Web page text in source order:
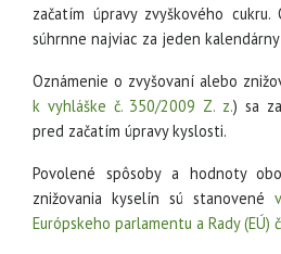
začatím úpravy zvyškového cukru.
súhrnne najviac za jeden kalendárny
Oznámenie o zvyšovaní alebo
k vyhláške č. 350/2009 Z. z.) sa
pred začatím úpravy kyslosti.
Povolené spôsoby a hodnoty
znižovania kyselín sú stanovené
Európskeho parlamentu a Rady (EÚ)